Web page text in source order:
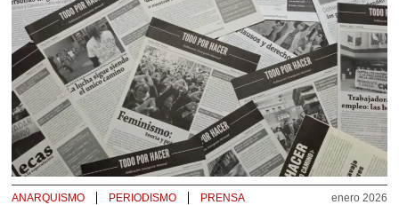
enero 2026
ANARQUISMO PERIODISMO PRENSA